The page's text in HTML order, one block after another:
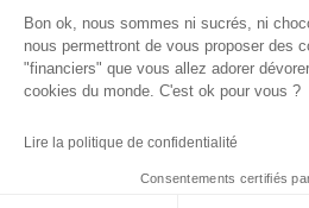
Copyright © 2026
indépendant de banques en ligne,
Made with 💜 in
Bon ok, nous sommes ni sucrés, ni
nous permettront de vous proposer des
"financiers" que vous allez adorer
cookies du monde. C'est ok pour vous ?
Lire la politique de confidentialité
Consentements certifiés